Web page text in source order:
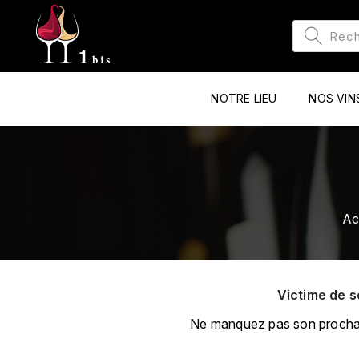
NOTRE LIEU NOS
Victime de
Ne manquez pas son